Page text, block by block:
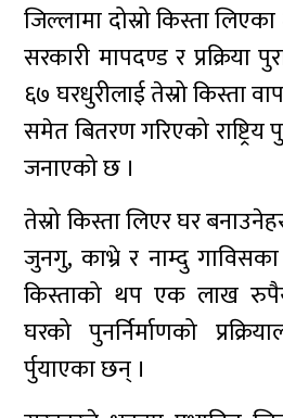
जिल्लामा दोस्रो किस्ता
सरकारी मापदण्ड र प्रक्रिया
६७ घरधुरीलाई तेस्रो किस्ता
समेत बितरण गरिएको राष्ट्रिय
जनाएको छ ।
तेस्रो किस्ता लिएर घर
जुनगु, काभ्रे र नाम्दु
किस्ताको थप एक लाख
घरको पुनर्निर्माणको
र्पुयाएका छन् ।